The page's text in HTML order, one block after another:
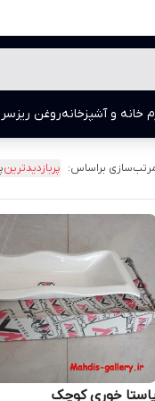
خانه و آشپزخانهروغن ریز
براساس: پربازدیدترین
خوری کوچک